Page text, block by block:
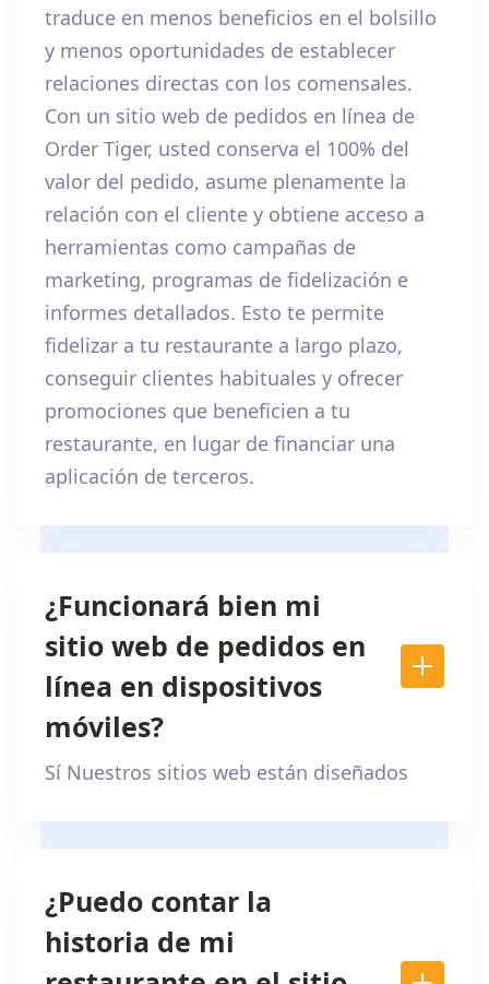
traduce en menos beneficios en el bolsillo
y menos oportunidades de establecer
relaciones directas con los comensales.
Con un sitio web de pedidos en línea de
Order Tiger, usted conserva el 100% del
valor del pedido, asume plenamente la
relación con el cliente y obtiene acceso a
herramientas como campañas de
marketing, programas de fidelización e
informes detallados. Esto te permite
fidelizar a tu restaurante a largo plazo,
conseguir clientes habituales y ofrecer
promociones que beneficien a tu
restaurante, en lugar de financiar una
aplicación de terceros.
¿Funcionará bien mi
sitio web de pedidos en
línea en dispositivos
móviles?
Sí Nuestros sitios web están diseñados
¿Puedo contar la
historia de mi